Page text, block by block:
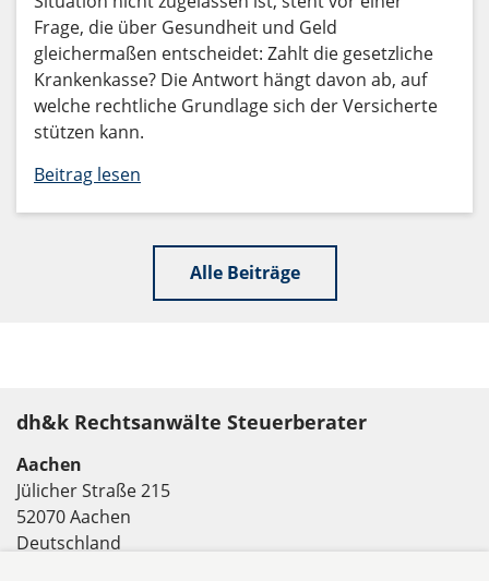
Frage, die über Gesundheit und Geld
gleichermaßen entscheidet: Zahlt die gesetzliche
Krankenkasse? Die Antwort hängt davon ab, auf
welche rechtliche Grundlage sich der Versicherte
stützen kann.
Beitrag lesen
Alle Beiträge
dh&k Rechtsanwälte Steuerberater
Aachen
Jülicher Straße 215
52070 Aachen
Deutschland